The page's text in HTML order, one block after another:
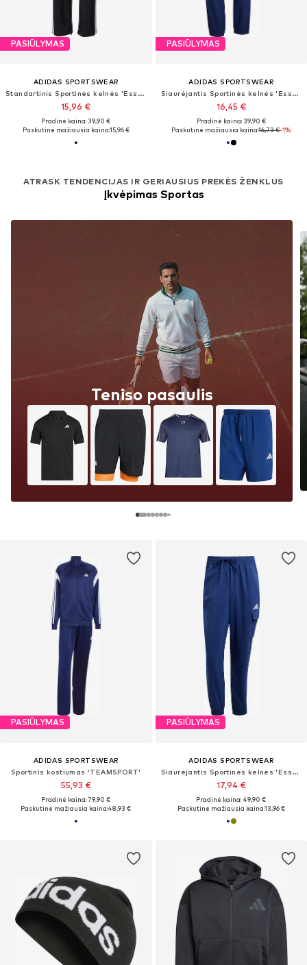
PASIŪLYMAS
ADIDAS SPORTSWEAR
Standartinis Sportinės kelnės 'Essentials Stanford Open Hem'
15,96 €
Pradinė kaina: 39,90 €
Paskutinė mažiausia kaina:15,96 €
ATRASK TENDENCIJAS IR GERIAUSIUS PREKĖS ŽENKLUS
Įkvėpimas Sportas
Teniso pasaulis
PASIŪLYMAS
ADIDAS SPORTSWEAR
Siaurėjantis Sportinės kelnės 'Essentials'
16,45 €
Pradinė kaina: 39,90 €
Paskutinė mažiausia kaina:16,73 €-1%
PASIŪLYMAS
ADIDAS SPORTSWEAR
Sportinis kostiumas 'TEAMSPORT'
55,93 €
Pradinė kaina: 79,90 €
Paskutinė mažiausia kaina:48,93 €
PASIŪLYMAS
ADIDAS SPORTSWEAR
Siaurėjantis Sportinės kelnės 'Essentials'
17,94 €
Pradinė kaina: 49,90 €
Paskutinė mažiausia kaina:13,96 €